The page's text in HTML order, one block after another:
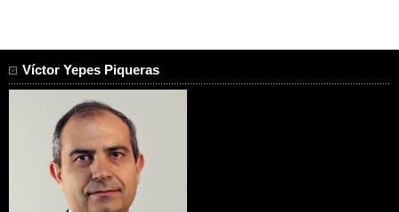
Víctor Yepes Piqueras